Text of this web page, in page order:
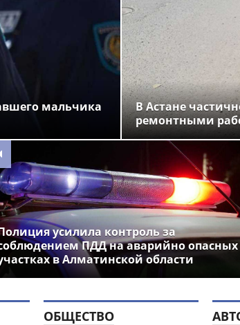
мальчика
В Астане
ремонтными
усилила контроль за
ПДД на аварийно опасных
в Алматинской области
ОБЩЕСТВО